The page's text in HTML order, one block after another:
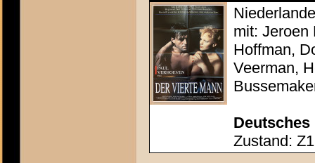
mit: Jeroen
Hoffman,
Veerman,
Deutsches
Zustand: